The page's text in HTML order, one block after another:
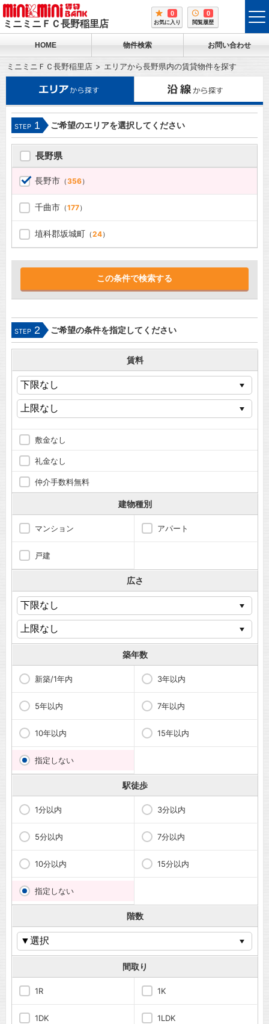
ミニミニＦＣ長野稲里店
0
お気に入り
0
閲覧履歴
HOME 物件検索 お問い合わせ
ミニミニＦＣ長野稲里店 エリアから長野県内の賃貸物件を探す
STEP 1 ご希望のエリアを選択してください
長野県
長野市（356）
千曲市（177）
埴科郡坂城町 （24）
STEP 2 ご希望の条件を指定してください
賃料
敷金なし
礼金なし
仲介手数料無料
建物種別
マンション アパート
戸建
広さ
築年数
新築/1年内 3年以内
5年以内 7年以内
10年以内 15年以内
指定しない
駅徒歩
1分以内 3分以内
5分以内 7分以内
10分以内 15分以内
指定しない
階数
間取り
1R 1K
1DK 1LDK